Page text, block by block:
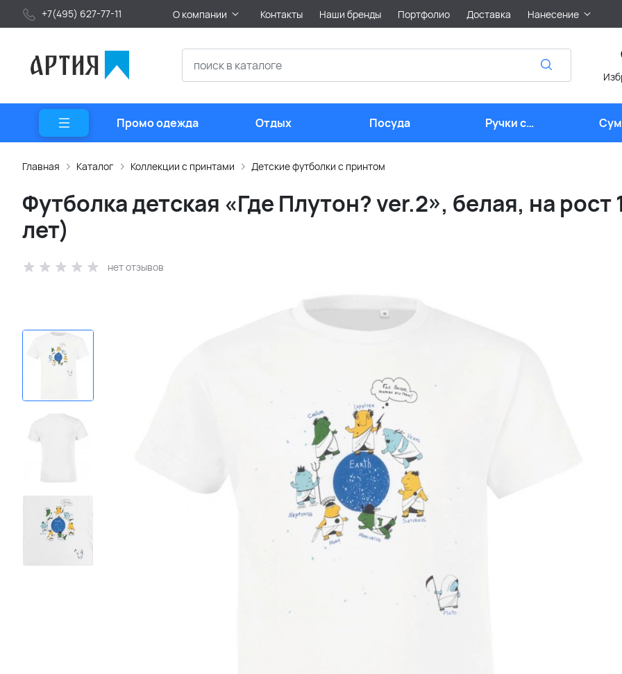
+7(495) 627-77-11 О компании Контакты Наши бренды Портфолио Доставка Нанесение
Промо одежда Отдых Посуда
Ручки с
логотипом
Главная Каталог Коллекции с принтами Детские футболки с принтом
Футболка детская «Где Плутон? ver.2», белая, на рост
лет)
нет отзывов